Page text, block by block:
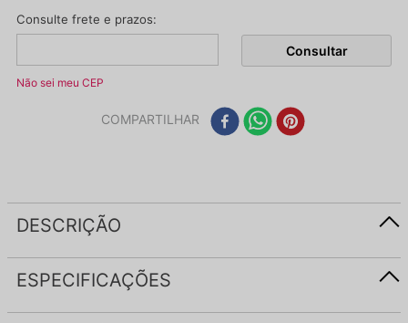
Não sei meu CEP
COMPARTILHAR
DESCRIÇÃO
ESPECIFICAÇÕES